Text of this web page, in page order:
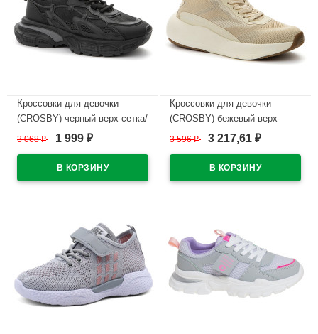
Кроссовки для девочки
(CROSBY) черный верх-сетка/
искусственная кожа+сетка
447272/05-04
3 068₽ 1 999 ₽
Кроссовки для девочки
(CROSBY) бежевый верх-
сетка/искусственная
текстиль артикул 447167/01-
04
3 596₽ 3 217,61 ₽